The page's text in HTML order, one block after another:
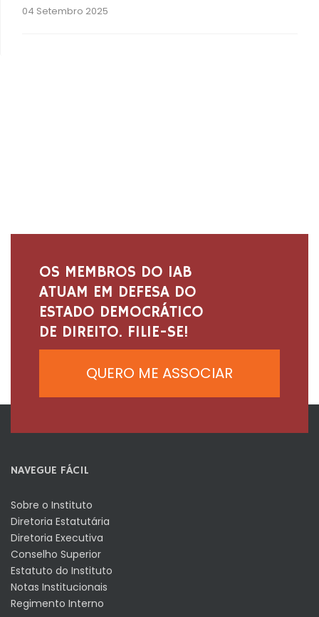
04 Setembro 2025
OS MEMBROS DO IAB
ATUAM EM DEFESA DO
ESTADO DEMOCRÁTICO
DE DIREITO. FILIE-SE!
QUERO ME ASSOCIAR
NAVEGUE FÁCIL
Sobre o Instituto
Diretoria Estatutária
Diretoria Executiva
Conselho Superior
Estatuto do Instituto
Notas Institucionais
Regimento Interno